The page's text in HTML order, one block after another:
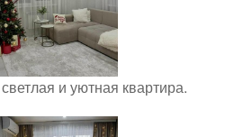
и уютная квартира.